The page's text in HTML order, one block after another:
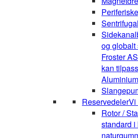
og globalt
Froster
kan
ReservedelerVi
Rotor /
standard i